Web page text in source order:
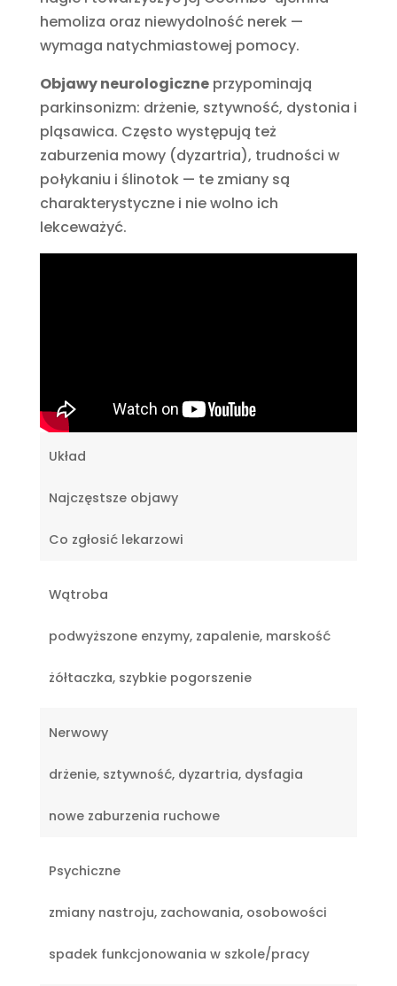
hemoliza oraz niewydolność nerek —
wymaga natychmiastowej pomocy.
Objawy neurologiczneprzypominają
parkinsonizm: drżenie, sztywność, dystonia i
pląsawica. Często występują też
zaburzenia mowy (dyzartria), trudności w
połykaniu i ślinotok — te zmiany są
charakterystyczne i nie wolno ich
lekceważyć.
Układ
Najczęstsze objawy
Co zgłosić lekarzowi
Wątroba
podwyższone enzymy, zapalenie, marskość
żółtaczka, szybkie pogorszenie
Nerwowy
drżenie, sztywność, dyzartria, dysfagia
nowe zaburzenia ruchowe
Psychiczne
zmiany nastroju, zachowania, osobowości
spadek funkcjonowania w szkole/pracy